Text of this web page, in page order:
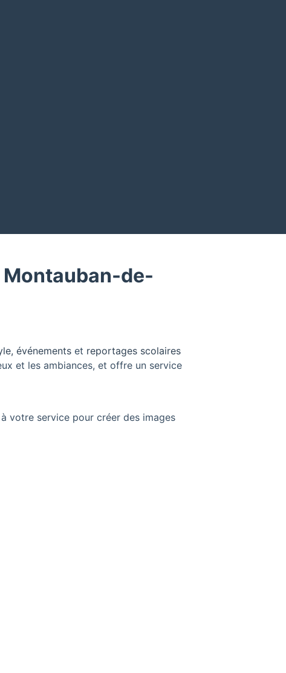
de-
événements et reportages scolaires
et les ambiances, et offre un service
à votre service pour créer des images